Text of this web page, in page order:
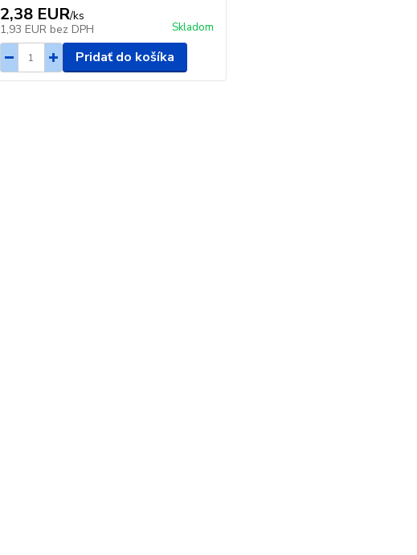
2,38 EUR/ks
1,93 EUR bez DPH Skladom
Pridať do košíka